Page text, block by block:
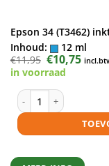
Epson 34 (T3462)
Inhoud:
12 ml
€11,95
prijs
was:
€10,75
prijs
in voorraad
Epson 34 (T3462)